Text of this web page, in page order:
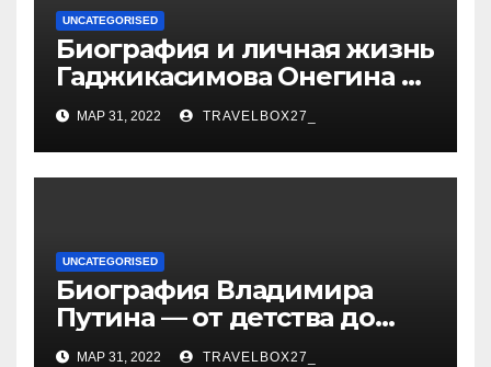
UNCATEGORISED
Биография и личная жизнь
Гаджикасимова Онегина —
информация о жене и
детях
МАР 31, 2022 TRAVELBOX27_
UNCATEGORISED
Биография Владимира
Путина — от детства до
президентства
МАР 31, 2022 TRAVELBOX27_